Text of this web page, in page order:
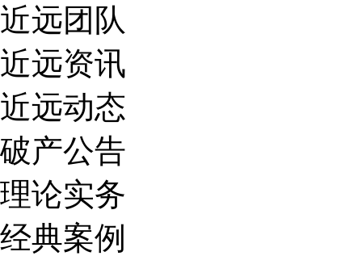
近远团队
近远资讯
近远动态
破产公告
理论实务
经典案例